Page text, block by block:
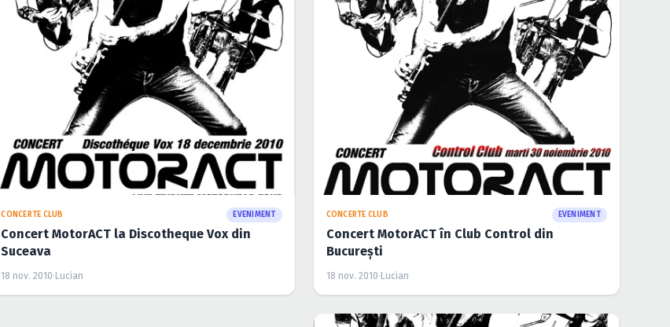
CONCERTE CLUB EVENIMENT
Concert MotorACT la Discotheque Vox din
Suceava
18 nov. 2010·Lucian
CONCERTE CLUB EVENIMENT
Concert MotorACT în Club Control din
Bucureşti
18 nov. 2010·Lucian